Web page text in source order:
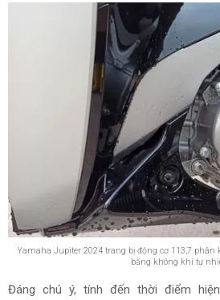
Yamaha Jupiter 2024 trang bị động cơ 113,7 phân
bằng không khí tự
Đáng chú ý, tính đến thời điểm